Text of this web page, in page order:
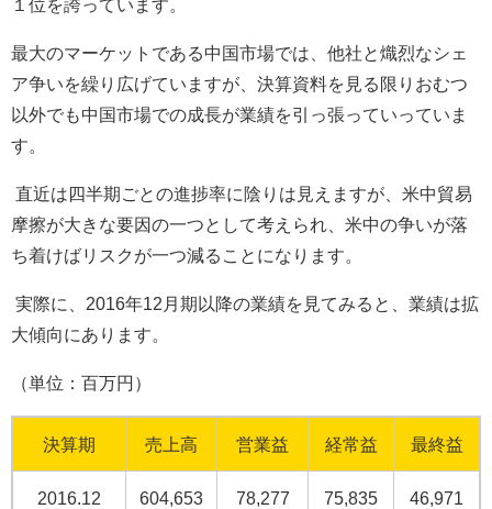
１位を誇っています。
最大のマーケットである中国市場では、他社と熾烈なシェ
ア争いを繰り広げていますが、決算資料を見る限りおむつ
以外でも中国市場での成長が業績を引っ張っていっていま
す。
直近は四半期ごとの進捗率に陰りは見えますが、米中貿易
摩擦が大きな要因の一つとして考えられ、米中の争いが落
ち着けばリスクが一つ減ることになります。
実際に、 2016年12 月期以降の業績を見てみると、業績は拡
大傾向にあります。
（単位：百万円）
決算期 売上高 営業益 経常益 最終益
2016.12 604,653 78,277 75,835 46,971